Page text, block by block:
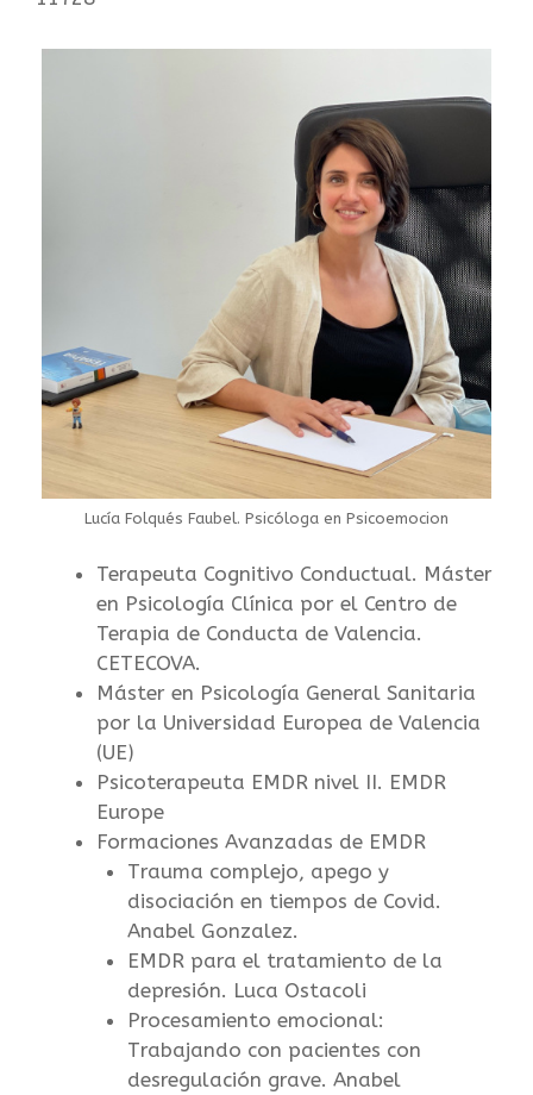
Lucía Folqués Faubel. Psicóloga en Psicoemocion
Terapeuta Cognitivo Conductual. Máster
en Psicología Clínica por el Centro de
Terapia de Conducta de Valencia.
CETECOVA.
Máster en Psicología General Sanitaria
por la Universidad Europea de Valencia
(UE)
Psicoterapeuta EMDR nivel II. EMDR
Europe
Formaciones Avanzadas de EMDR
Trauma complejo, apego y
disociación en tiempos de Covid.
Anabel Gonzalez.
EMDR para el tratamiento de la
depresión. Luca Ostacoli
Procesamiento emocional:
Trabajando con pacientes con
desregulación grave. Anabel